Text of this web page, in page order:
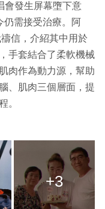
會發生屏幕墮下意
仍需接受治療。阿
信，介紹其中用於
手套結合了柔軟機械
肉作為動力源，幫助
、肌肉三個層面，提
。
+3